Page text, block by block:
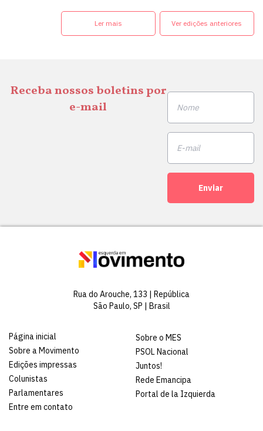
Ler mais Ver edições anteriores
Receba nossos boletins por
e-mail
Enviar
Rua do Arouche, 133 | República
São Paulo, SP | Brasil
Página inicial
Sobre a Movimento
Edições impressas
Colunistas
Parlamentares
Entre em contato
Sobre o MES
PSOL Nacional
Juntos!
Rede Emancipa
Portal de la Izquierda